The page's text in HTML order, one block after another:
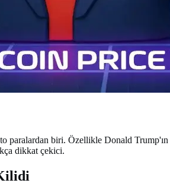
biri. Özellikle Donald Trump'ın
dikkat çekici.